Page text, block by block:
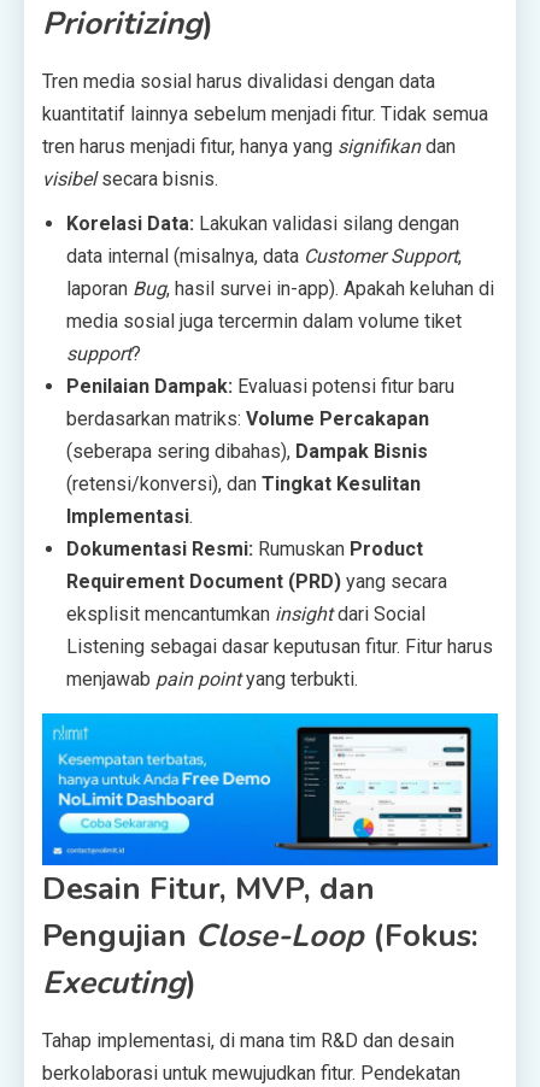
Prioritizing)
Tren media sosial harus divalidasi dengan data
kuantitatif lainnya sebelum menjadi fitur. Tidak semua
tren harus menjadi fitur, hanya yang signifikandan
visibelsecara bisnis.
Korelasi Data: Lakukan validasi silang dengan
data internal (misalnya, data Customer Support,
laporan Bug, hasil survei in-app). Apakah keluhan di
media sosial juga tercermin dalam volume tiket
support?
Penilaian Dampak: Evaluasi potensi fitur baru
berdasarkan matriks: Volume Percakapan
(seberapa sering dibahas), Dampak Bisnis
(retensi/konversi), dan Tingkat Kesulitan
Implementasi.
Dokumentasi Resmi: Rumuskan Product
Requirement Document (PRD) yang secara
eksplisit mencantumkan insightdari Social
Listening sebagai dasar keputusan fitur. Fitur harus
menjawab pain pointyang terbukti.
Desain Fitur, MVP, dan
Pengujian Close-Loop(Fokus:
Executing)
Tahap implementasi, di mana tim R&D dan desain
berkolaborasi untuk mewujudkan fitur. Pendekatan